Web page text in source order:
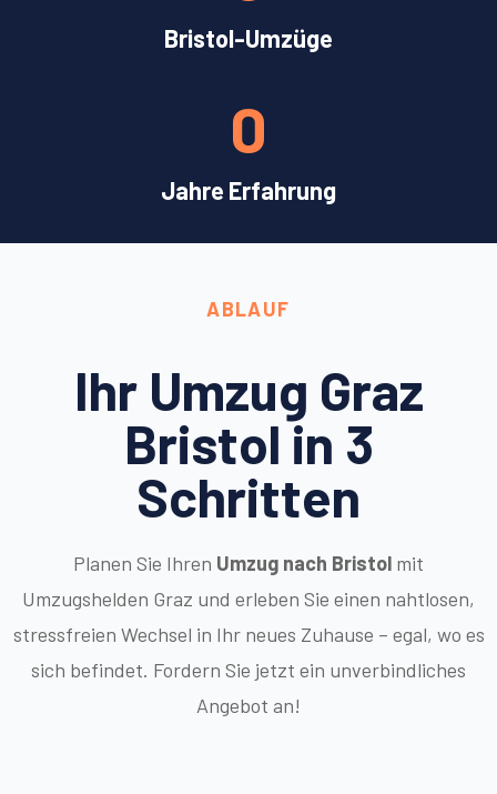
Bristol-Umzüge
Jahre Erfahrung
0
ABLAUF
Ihr Umzug Graz
Bristol in 3
Schritten
Planen Sie Ihren Umzug nach Bristol mit
Umzugshelden Graz und erleben Sie einen nahtlosen,
stressfreien Wechsel in Ihr neues Zuhause – egal, wo es
sich befindet. Fordern Sie jetzt ein unverbindliches
Angebot an!